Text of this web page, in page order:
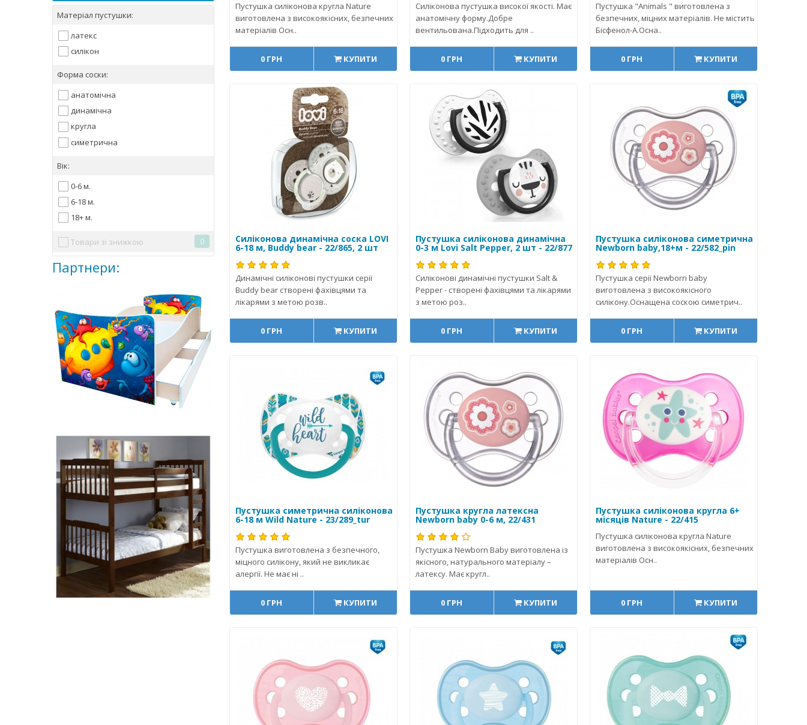
Матеріал пустушки:
латекс
силікон
Форма соски:
анатомічна
динамічна
кругла
симетрична
Вік:
0-6 м.
6-18 м.
18+ м.
Товари зі знижкою 0
Партнери:
Пустушка силіконова кругла Nature
виготовлена з високоякісних, безпечних
матеріалів Осн..
0 ГРН КУПИТИ
Силіконова пустушка високої якості. Має
анатомічну форму.Добре
вентильована.Підходить для ..
0 ГРН КУПИТИ
Пустушка "Animals " виготовлена з
безпечних, міцних матеріалів. Не містить
Бісфенол-А.Осна..
0 ГРН КУПИТИ
Силіконова динамічна соска LOVI
6-18 м, Buddy bear - 22/865, 2 шт
Динамічні силіконові пустушки серії
Buddy bear створені фахівцями та
лікарями з метою розв..
0 ГРН КУПИТИ
Пустушка силіконова динамічна
0-3 м Lovi Salt Pepper, 2 шт - 22/877
Силіконові динамічні пустушки Salt &
Pepper - створені фахівцями та лікарями
з метою роз..
0 ГРН КУПИТИ
Пустушка силіконова симетрична
Newborn baby,18+м - 22/582_pin
Пустушка серії Newborn baby
виготовлена з високоякісного
силікону.Оснащена соскою симетрич..
0 ГРН КУПИТИ
Пустушка симетрична силіконова
6-18 м Wild Nature - 23/289_tur
Пустушка виготовлена з безпечного,
міцного силікону, який не викликає
алергії. Не має ні ..
0 ГРН КУПИТИ
Пустушка кругла латексна
Newborn baby 0-6 м, 22/431
Пустушка Newborn Baby виготовлена із
якісного, натурального матеріалу –
латексу. Має кругл..
0 ГРН КУПИТИ
Пустушка силіконова кругла 6+
місяців Nature - 22/415
Пустушка силіконова кругла Nature
виготовлена з високоякісних, безпечних
матеріалів Осн..
0 ГРН КУПИТИ